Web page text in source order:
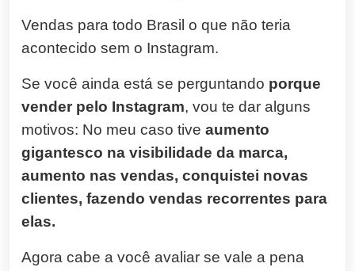
Vendas para todo Brasil o que não teria
acontecido sem o Instagram.
Se você ainda está se perguntando porque
vender pelo Instagram, vou te dar alguns
motivos: No meu caso tive aumento
gigantesco na visibilidade da marca,
aumento nas vendas, conquistei novas
clientes, fazendo vendas recorrentes para
elas.
Agora cabe a você avaliar se vale a pena